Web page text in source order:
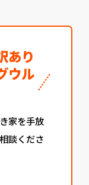
あり
ウル
家を手放
談くださ